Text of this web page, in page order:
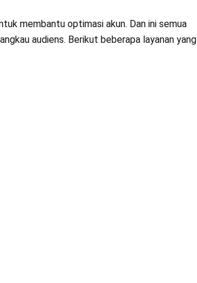
membantu optimasi akun. Dan ini semua
audiens. Berikut beberapa layanan yang